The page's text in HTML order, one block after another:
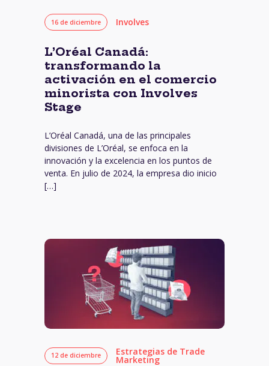
16 de diciembre Involves
L’Oréal Canadá:
transformando la
activación en el comercio
minorista con Involves
Stage
L’Oréal Canadá, una de las principales
divisiones de L’Oréal, se enfoca en la
innovación y la excelencia en los puntos de
venta. En julio de 2024, la empresa dio inicio
[…]
12 de diciembre Estrategias de Trade
Marketing